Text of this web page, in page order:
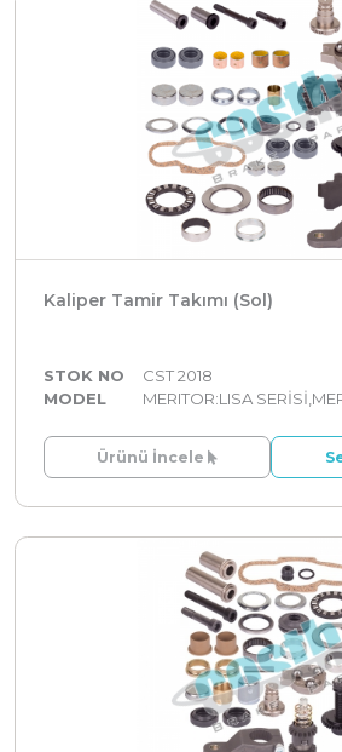
Kaliper Tamir Takımı (Sol)
STOK NO
CST 2018
MODEL
MERITOR:LISA
Ürünü İncele